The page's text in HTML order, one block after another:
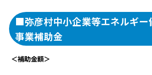
■弥彦村中小企業等エネルギー
事業補助金
＜補助金額＞